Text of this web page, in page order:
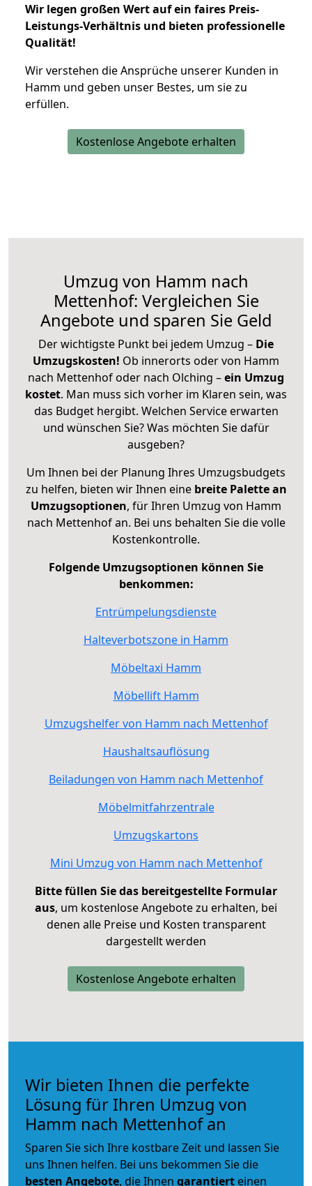
Wir legen großen Wert auf ein faires Preis-
Leistungs-Verhältnis und bieten professionelle
Qualität!
Wir verstehen die Ansprüche unserer Kunden in
Hamm und geben unser Bestes, um sie zu
erfüllen.
Kostenlose Angebote erhalten
Umzug von Hamm nach
Mettenhof: Vergleichen Sie
Angebote und sparen Sie Geld
Der wichtigste Punkt bei jedem Umzug – Die
Umzugskosten! Ob innerorts oder von Hamm
nach Mettenhof oder nach Olching –ein Umzug
kostet. Man muss sich vorher im Klaren sein, was
das Budget hergibt. Welchen Service erwarten
und wünschen Sie? Was möchten Sie dafür
ausgeben?
Um Ihnen bei der Planung Ihres Umzugsbudgets
zu helfen, bieten wir Ihnen eine breite Palette an
Umzugsoptionen, für Ihren Umzug von Hamm
nach Mettenhof an. Bei uns behalten Sie die volle
Kostenkontrolle.
Folgende Umzugsoptionen können Sie
benkommen:
Entrümpelungsdienste
Halteverbotszone in Hamm
Möbeltaxi Hamm
Möbellift Hamm
Umzugshelfer von Hamm nach Mettenhof
Haushaltsauflösung
Beiladungen von Hamm nach Mettenhof
Möbelmitfahrzentrale
Umzugskartons
Mini Umzug von Hamm nach Mettenhof
Bitte füllen Sie das bereitgestellte Formular
aus, um kostenlose Angebote zu erhalten, bei
denen alle Preise und Kosten transparent
dargestellt werden
Kostenlose Angebote erhalten
Wir bieten Ihnen die perfekte
Lösung für Ihren Umzug von
Hamm nach Mettenhof an
Sparen Sie sich Ihre kostbare Zeit und lassen Sie
uns Ihnen helfen. Bei uns bekommen Sie die
besten Angebote, die Ihnen garantiert einen